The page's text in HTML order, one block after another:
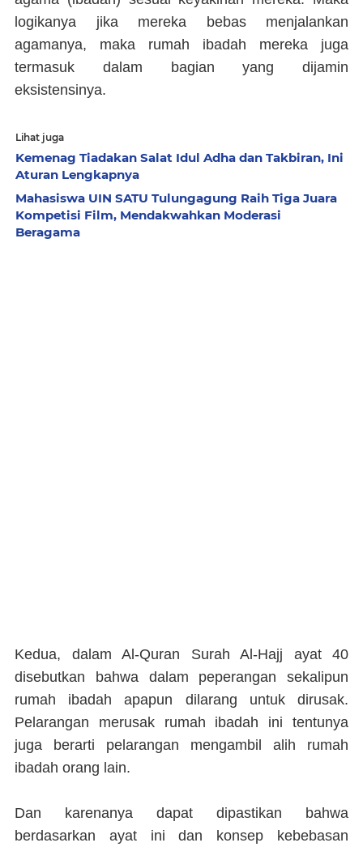
logikanya jika mereka bebas menjalankan
agamanya, maka rumah ibadah mereka juga
termasuk dalam bagian yang dijamin
eksistensinya.
Lihat juga
Kemenag Tiadakan Salat Idul Adha dan Takbiran, Ini
Aturan Lengkapnya
Mahasiswa UIN SATU Tulungagung Raih Tiga Juara
Kompetisi Film, Mendakwahkan Moderasi
Beragama
Kedua, dalam Al-Quran Surah Al-Hajj ayat 40
disebutkan bahwa dalam peperangan sekalipun
rumah ibadah apapun dilarang untuk dirusak.
Pelarangan merusak rumah ibadah ini tentunya
juga berarti pelarangan mengambil alih rumah
ibadah orang lain.
Dan karenanya dapat dipastikan bahwa
berdasarkan ayat ini dan konsep kebebasan